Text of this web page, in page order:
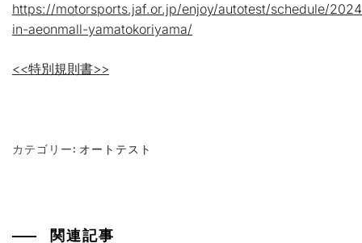
https://motorsports.jaf.or.jp/enjoy/autotest/schedule/
in-aeonmall-yamatokoriyama/
<<特別規則書>>
カテゴリー: オートテスト
関連記事